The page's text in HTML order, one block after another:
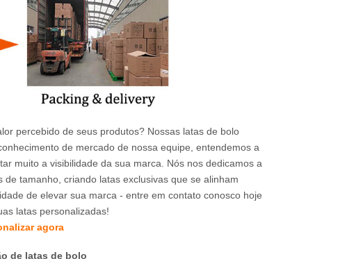
percebido de seus produtos? Nossas latas de bolo
de mercado de nossa equipe, entendemos a
muito a visibilidade da sua marca. Nós nos dedicamos a
tamanho, criando latas exclusivas que se alinham
de elevar sua marca - entre em contato conosco hoje
latas personalizadas!
agora
de latas de bolo